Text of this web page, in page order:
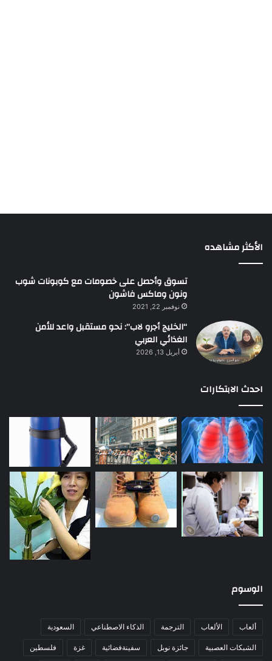
الأكثر مشاهده
تسوق وأحصل على خصومات مع كوبونات شوب
ونون وماكس فاشون
نوفمبر 22, 2021
“الخليج أجرو لاب”: نحو مستقبل واعد للأمن
الغذائي العربي
أبريل 13, 2026
احدث الابتكارات
الوسوم
ألعاب الألعاب الترجمة الذكاء الاصطناعي السعودية
الشبكات العصبية جائزة نوبل سفينةفضائية غزة فلسطين